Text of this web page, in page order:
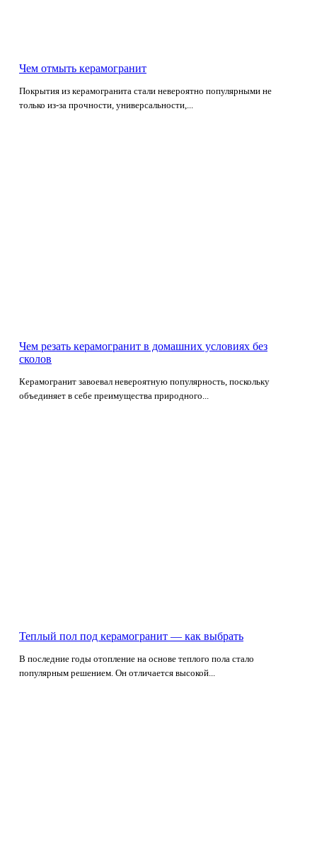
Чем отмыть керамогранит
Покрытия из керамогранита стали невероятно популярными не
только из-за прочности, универсальности,...
Чем резать керамогранит в домашних условиях без
сколов
Керамогранит завоевал невероятную популярность, поскольку
объединяет в себе преимущества природного...
Теплый пол под керамогранит — как выбрать
В последние годы отопление на основе теплого пола стало
популярным решением. Он отличается высокой...